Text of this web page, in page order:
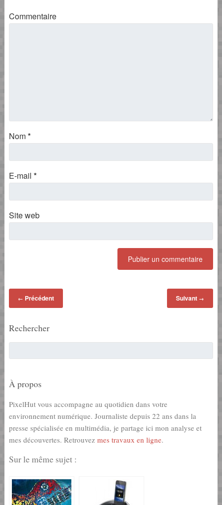
Commentaire
Nom*
E-mail *
Site web
← Précédent Suivant →
Rechercher
À propos
PixelHut vous accompagne au quotidien dans votre
environnement numérique. Journaliste depuis 22 ans dans la
presse spécialisée en multimédia, je partage ici mon analyse et
mes découvertes. Retrouvez mes travaux en ligne.
Sur le même sujet :